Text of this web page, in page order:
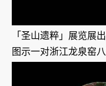
「圣山遗粹」展览展
图示一对浙江龙泉窑